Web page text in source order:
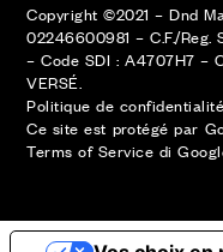
Copyright ©2021 – Dnd
02246600981 – C.F./
– Code SDI : A4707H7 –
VERSÉ.
Politique de confidentialité
Ce site est protégé par
Terms of Service di